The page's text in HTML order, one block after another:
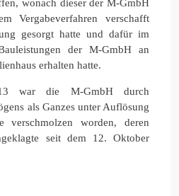
wonach dieser der M-GmbH
Vergabeverfahren verschafft
gesorgt hatte und dafür im
der M-GmbH an
erhalten hatte.
war die M-GmbH durch
als Ganzes unter Auflösung
verschmolzen worden, deren
seit dem 12. Oktober